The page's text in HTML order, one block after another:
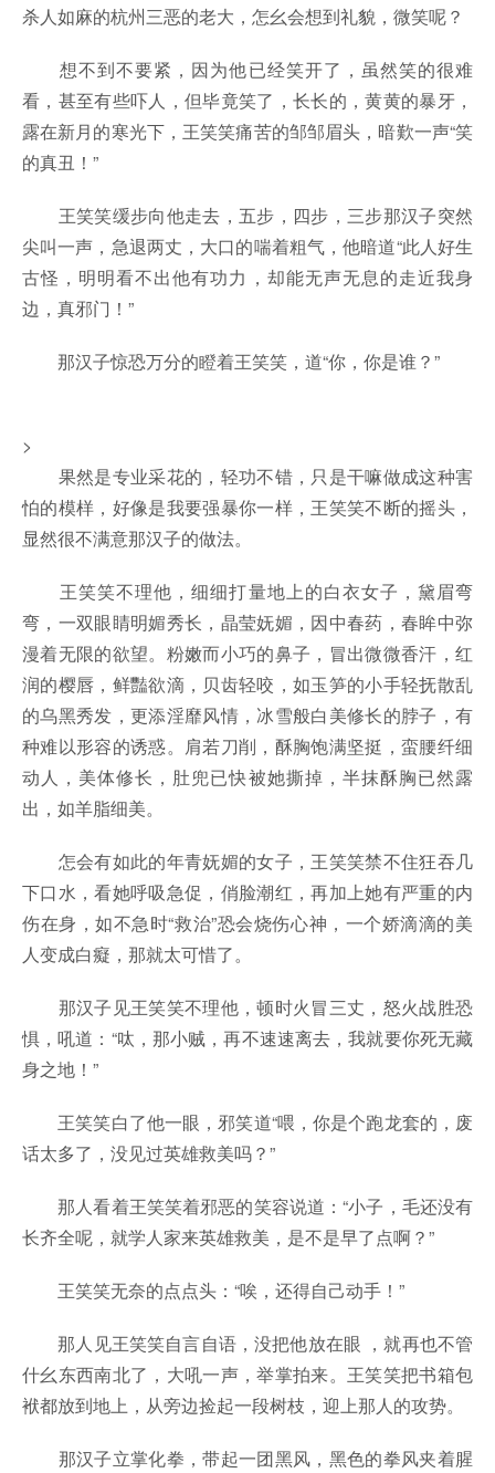
杀人如麻的杭州三恶的老大，怎幺会想到礼貌，微笑呢？
想不到不要紧，因为他已经笑开了，虽然笑的很难
看，甚至有些吓人，但毕竟笑了，长长的，黄黄的暴牙，
露在新月的寒光下，王笑笑痛苦的邹邹眉头，暗歎一声“笑
的真丑！”
王笑笑缓步向他走去，五步，四步，三步那汉子突然
尖叫一声，急退两丈，大口的喘着粗气，他暗道“此人好生
古怪，明明看不出他有功力，却能无声无息的走近我身
边，真邪门！”
那汉子惊恐万分的瞪着王笑笑，道“你，你是谁？”
>
果然是专业采花的，轻功不错，只是干嘛做成这种害
怕的模样，好像是我要强暴你一样，王笑笑不断的摇头，
显然很不满意那汉子的做法。
王笑笑不理他，细细打量地上的白衣女子，黛眉弯
弯，一双眼睛明媚秀长，晶莹妩媚，因中春药，春眸中弥
漫着无限的欲望。粉嫩而小巧的鼻子，冒出微微香汗，红
润的樱唇，鲜豔欲滴，贝齿轻咬，如玉笋的小手轻抚散乱
的乌黑秀发，更添淫靡风情，冰雪般白美修长的脖子，有
种难以形容的诱惑。肩若刀削，酥胸饱满坚挺，蛮腰纤细
动人，美体修长，肚兜已快被她撕掉，半抹酥胸已然露
出，如羊脂细美。
怎会有如此的年青妩媚的女子，王笑笑禁不住狂吞几
下口水，看她呼吸急促，俏脸潮红，再加上她有严重的内
伤在身，如不急时“救治”恐会烧伤心神，一个娇滴滴的美
人变成白癡，那就太可惜了。
那汉子见王笑笑不理他，顿时火冒三丈，怒火战胜恐
惧，吼道：“呔，那小贼，再不速速离去，我就要你死无藏
身之地！”
王笑笑白了他一眼，邪笑道“喂，你是个跑龙套的，废
话太多了，没见过英雄救美吗？”
那人看着王笑笑着邪恶的笑容说道：“小子，毛还没有
长齐全呢，就学人家来英雄救美，是不是早了点啊？”
王笑笑无奈的点点头：“唉，还得自己动手！”
那人见王笑笑自言自语，没把他放在眼 ，就再也不管
什幺东西南北了，大吼一声，举掌拍来。王笑笑把书箱包
袱都放到地上，从旁边捡起一段树枝，迎上那人的攻势。
那汉子立掌化拳，带起一团黑风，黑色的拳风夹着腥